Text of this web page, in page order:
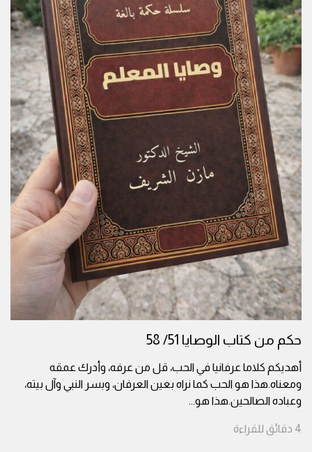
حكم من كتاب الوصايا 51/ 58
أهديكم كلاما عرفانيا في الحب، قل من عرفه، وأدرك عمقه
ومعناه.هذا هو الحب كما نراه بعين العرفان، وبسر النبي وآل بيته،
وعباده الصالحين.هذا هو...
4 دقائق للقراءة